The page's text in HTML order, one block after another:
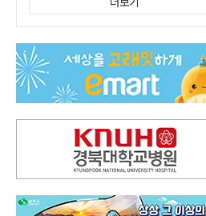
SK하이닉스, 주당 375원 분기 배당 공시…"3분기 중 주주환원 방안 확정"
이의준 전 경북도 새마을봉사과장, 제28대 울릉군 부군수 취임
"상법개정해도 주주가 '봉'"…하이닉스 솔리다임 상장설에 술렁[개미와글와글]